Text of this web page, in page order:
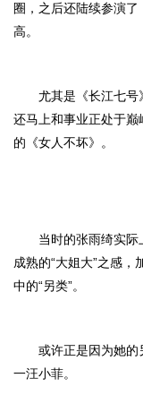
圈，之后还陆续参演
高。
尤其是《长江七号
还马上和事业正处于
的《女人不坏》。
当时的张雨绮实
成熟的“大姐大”之感
中的“另类”。
或许正是因为她的
一汪小菲。